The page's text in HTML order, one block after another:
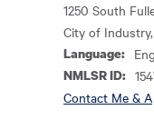
1250 South
City of
Language:
NMLSR ID:
Contact Me &